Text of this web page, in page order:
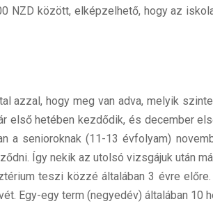
NZD között, elképzelhető, hogy az
azzal, hogy meg van adva, melyik
első hetében kezdődik, és december
a senioroknak (11-13 évfolyam)
Így nekik az utolsó vizsgájuk után
teszi közzé általában 3 évre
Egy-egy term (negyedév) általában 10